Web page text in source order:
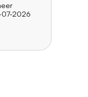
2026